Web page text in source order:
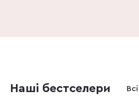
Наші бестселери Всі